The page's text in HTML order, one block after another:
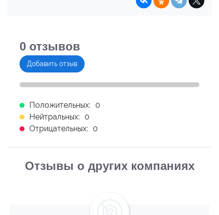
0 отзывов
Добавить отзыв
Положительных:
0
Нейтральных:
0
Отрицательных:
0
Отзывы о других компаниях